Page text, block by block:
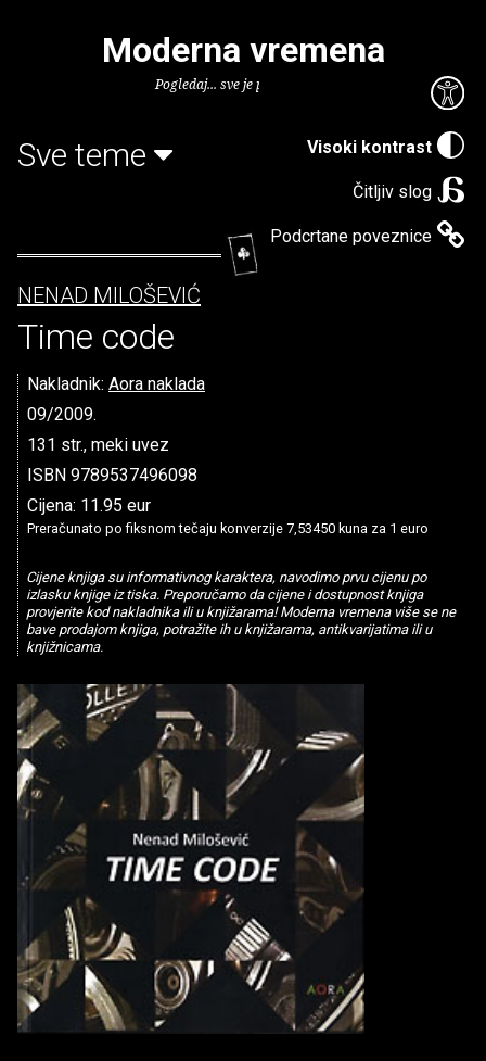
Visoki kontrast
Čitljiv slog
Podcrtane poveznice
Moderna vremena
Pogledaj... sve je puno knjiga.
Sve teme
NENAD MILOŠEVIĆ
Time code
Nakladnik: Aora naklada
09/2009.
131 str., meki uvez
ISBN 9789537496098
Cijena: 11.95 eur
Preračunato po fiksnom tečaju konverzije 7,53450 kuna za 1 euro
Cijene knjiga su informativnog karaktera, navodimo prvu cijenu po
izlasku knjige iz tiska. Preporučamo da cijene i dostupnost knjiga
provjerite kod nakladnika ili u knjižarama! Moderna vremena više se ne
bave prodajom knjiga, potražite ih u knjižarama, antikvarijatima ili u
knjižnicama.